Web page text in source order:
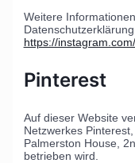
Weitere
https://
Pinterest
Auf dieser Website
Netzwerkes
Palmerston House,
betrieben wird.